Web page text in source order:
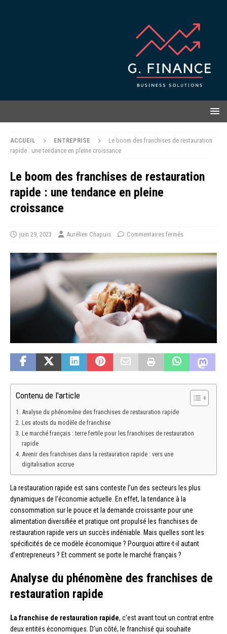
ACCUEIL ENTREPRISE
Le boom des franchises de restauration
rapide : une tendance en pleine croissance
Le boom des franchises de restauration
rapide : une tendance en pleine
croissance
juin 29, 2023 Aurélien Chapuis Commentaires fermés
Contenu de l'article
Analyse du phénomène des franchises de restauration rapide
Les atouts du modèle de franchise
Le marché français : terre fertile pour les franchises de restauration
rapide
Avenir des franchises dans la restauration rapide : vers une
digitalisation accrue
La restauration rapide est sans conteste l’un des secteurs les plus
dynamiques de l’économie actuelle. En effet, la tendance à la
consommation sur le pouce et la demande croissante pour une
alimentation diversifiée et pratique ont propulsé les franchises de
restauration rapide vers un succès indéniable. Mais quelles sont les
spécificités de ce modèle économique ? Pourquoi attire-t-il autant
d’entrepreneurs ? Et comment se porte le marché français ?
Analyse du phénomène des franchises de
restauration rapide
La franchise de restauration rapide, c’est avant tout un contrat entre
deux entités économiques. D’un côté, le franchisé qui souhaite